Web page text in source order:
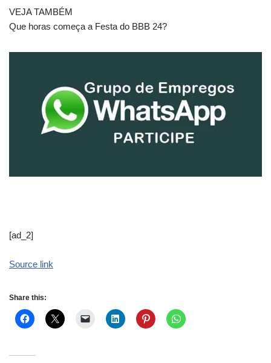
VEJA TAMBÉM
Que horas começa a Festa do BBB 24?
[ad_2]
Source link
Share this: